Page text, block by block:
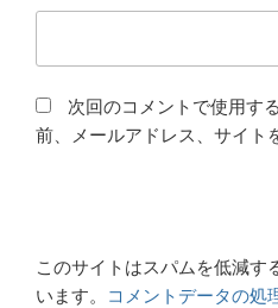
次回のコメントで使用す
前、メールアドレス、サイト
このサイトはスパムを低減す
います。
コメントデータの処